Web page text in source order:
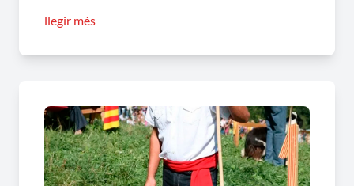
manté viva gràcies a la dedicació dels seus
protagonistes. L'entorn de Castellar de n'Hug
Concurs de Gossos d’Atura, una
exhibició d’habilitat, precisió i
complicitat
llegir més